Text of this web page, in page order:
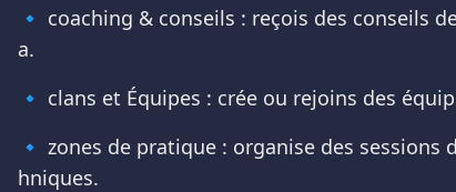
🔹 coaching & conseils : reçois des conseils
a.
🔹 clans et Équipes : crée ou rejoins des
🔹 zones de pratique : organise des
hniques.